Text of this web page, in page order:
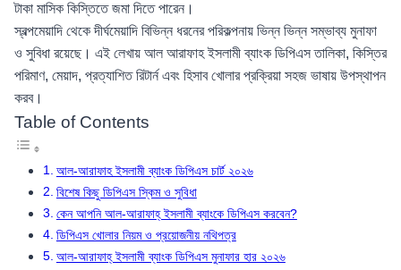
টাকা মাসিক কিস্তিতে জমা দিতে পারেন।
স্বল্পমেয়াদি থেকে দীর্ঘমেয়াদি বিভিন্ন ধরনের পরিকল্পনায় ভিন্ন ভিন্ন সম্ভাব্য মুনাফা
ও সুবিধা রয়েছে। এই লেখায় আল আরাফাহ ইসলামী ব্যাংক ডিপিএস তালিকা, কিস্তির
পরিমাণ, মেয়াদ, প্রত্যাশিত রিটার্ন এবং হিসাব খোলার প্রক্রিয়া সহজ ভাষায় উপস্থাপন
করব।
Table of Contents
আল-আরাফাহ ইসলামী ব্যাংক ডিপিএস চার্ট ২০২৬
বিশেষ কিছু ডিপিএস স্কিম ও সুবিধা
কেন আপনি আল-আরাফাহ্ ইসলামী ব্যাংকে ডিপিএস করবেন?
ডিপিএস খোলার নিয়ম ও প্রয়োজনীয় নথিপত্র
আল-আরাফাহ্ ইসলামী ব্যাংক ডিপিএস মুনাফার হার ২০২৬